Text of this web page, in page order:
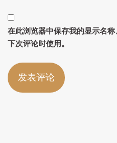
在此浏览器中保存我的显示名
下次评论时使用。